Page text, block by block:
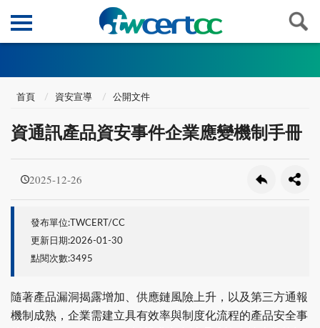
首頁 資安宣導 公開文件
資通訊產品資安事件企業應變機制手冊
2025-12-26
發布單位:TWCERT/CC
更新日期:2026-01-30
點閱次數:3495
隨著產品漏洞揭露增加、供應鏈風險上升，以及第三方通報
機制成熟，企業需建立具有效率與制度化流程的產品安全事